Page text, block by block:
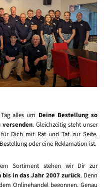
alles um Deine Bestellung so
. Gleichzeitig steht unser
Dich mit Rat und Tat zur Seite.
oder eine Reklamation ist.
Sortiment stehen wir Dir zur
in das Jahr 2007 zurück. Denn
Onlinehandel begonnen. Genau